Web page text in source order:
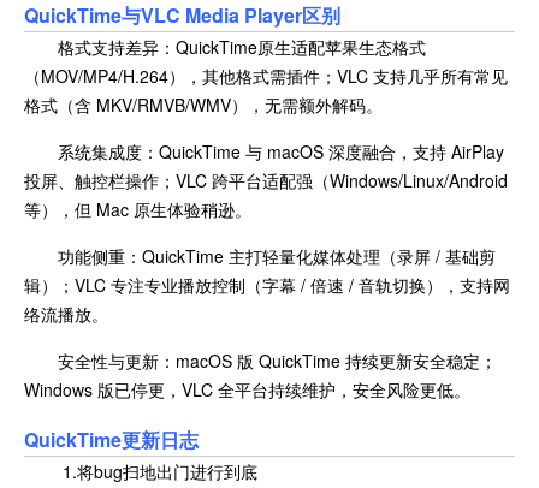
QuickTime与VLC Media Player区别
格式支持差异：QuickTime原生适配苹果生态格式
（MOV/MP4/H.264），其他格式需插件；VLC 支持几乎所有常见
格式（含 MKV/RMVB/WMV），无需额外解码。
系统集成度：QuickTime 与 macOS 深度融合，支持 AirPlay
投屏、触控栏操作；VLC 跨平台适配强（Windows/Linux/Android
等），但 Mac 原生体验稍逊。
功能侧重：QuickTime 主打轻量化媒体处理（录屏 / 基础剪
辑）；VLC 专注专业播放控制（字幕 / 倍速 / 音轨切换），支持网
络流播放。
安全性与更新：macOS 版 QuickTime 持续更新安全稳定；
Windows 版已停更，VLC 全平台持续维护，安全风险更低。
QuickTime更新日志
1.将bug扫地出门进行到底